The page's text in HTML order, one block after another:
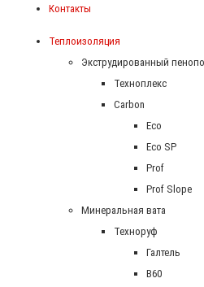
Контакты
Теплоизоляция
Экструдированный
Техноплекс
Carbon
Eco
Eco SP
Prof
Prof Slope
Минеральная вата
Техноруф
Галтель
В60